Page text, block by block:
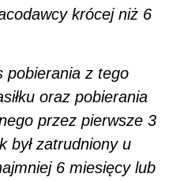
krócej niż 6
pobierania z tego
oraz pobierania
przez pierwsze 3
był zatrudniony u
6 miesięcy lub